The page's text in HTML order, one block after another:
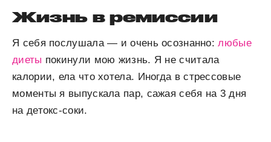
Жизнь в ремиссии
Я себя послушала — и очень осознанно:любые
диеты покинули мою жизнь. Я не считала
калории, ела что хотела. Иногда в стрессовые
моменты я выпускала пар, сажая себя на 3 дня
на детокс-соки.